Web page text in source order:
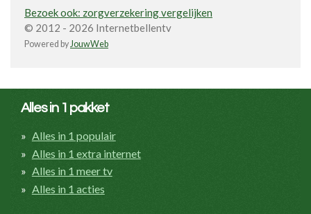
Bezoek ook: zorgverzekering vergelijken
© 2012 - 2026 Internetbellentv
Powered byJouwWeb
Alles in 1 pakket
Alles in 1 populair
Alles in 1 extra internet
Alles in 1 meer tv
Alles in 1 acties